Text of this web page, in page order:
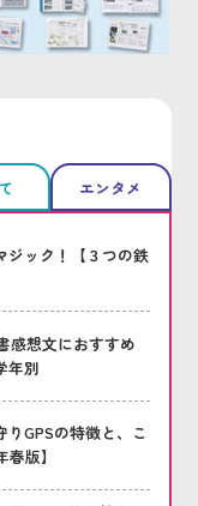
エンタメ
ジック！【３つの鉄
感想文におすすめ
年別
GPSの特徴と、こ
版】